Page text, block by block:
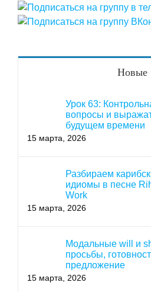
Новые
Урок 63:
вопросы и
будущем времени
15 марта, 2026
Разбираем
идиомы в песне
Work
15 марта, 2026
Модальные will и
просьбы,
предложение
15 марта, 2026